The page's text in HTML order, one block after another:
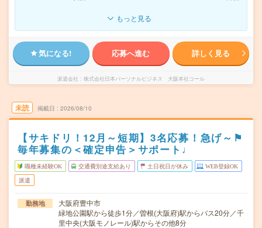
もっと見る
気になる! 応募へ進む 詳しく見る
派遣会社 株式会社日本パーソナルビジネス 大阪本社コール
未読 掲載日 2026/08/10
【サキドリ！12月～短期】3名応募！急げ～⚑
毎年募集の＜確定申告＞サポート♩
職種未経験OK 交通費別途支給あり 土日祝日が休み WEB登録OK
派遣
勤務地
大阪府豊中市
緑地公園駅から徒歩1分／曽根(大阪府)駅からバス20分／千
里中央(大阪モノレール)駅からその他8分